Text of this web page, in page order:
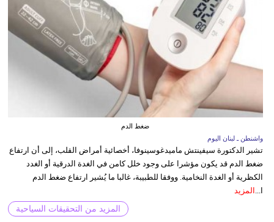
ضغط الدم
واشنطن ـ لبنان اليوم
تشير الدكتورة سيفينتش ماميدغوسينوفا، أخصائية أمراض القلب، إلى أن ارتفاع
ضغط الدم قد يكون مؤشرا على وجود خلل كامن في الغدة الدرقية أو الغدد
الكظرية أو الغدة النخامية. ووفقا للطبيبة، غالبا ما يُشير ارتفاع ضغط الدم
ا... المزيد
المزيد من التحقيقات السياحية